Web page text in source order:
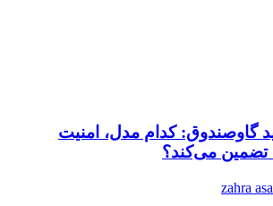
گاوصندوق: کدام مدل، امنیت
تضمین می‌کند؟
zahra